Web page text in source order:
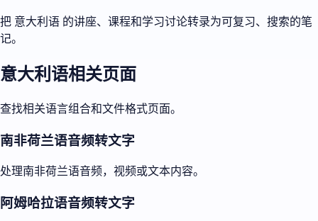
把 意大利语 的讲座、课程和学习讨论转录为可复习、搜索的笔
记。
意大利语相关页面
查找相关语言组合和文件格式页面。
南非荷兰语音频转文字
处理南非荷兰语音频，视频或文本内容。
阿姆哈拉语音频转文字